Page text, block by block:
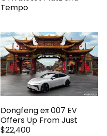
Tempo
Dongfeng eπ 007 EV
Offers Up From Just
$22,400